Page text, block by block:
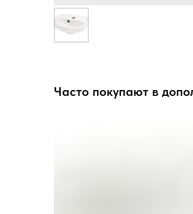
Часто покупают в